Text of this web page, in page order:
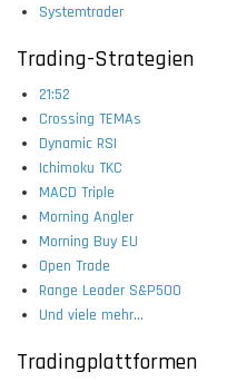
Systemtrader
Trading-Strategien
21:52
Crossing TEMAs
Dynamic RSI
Ichimoku TKC
MACD Triple
Morning Angler
Morning Buy EU
Open Trade
Range Leader S&P500
Und viele mehr...
Tradingplattformen